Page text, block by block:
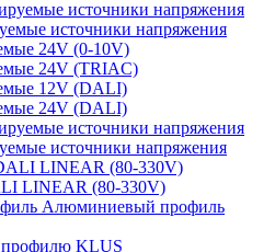
источники напряжения
24V (0-10V)
24V (TRIAC)
12V (DALI)
24V (DALI)
источники напряжения
LINEAR (80-330V)
Алюминиевый профиль
KLUS